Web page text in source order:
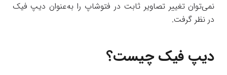
نمی‌توان تغییر تصاویر ثابت در فتوشاپ را به‌عنوان دیپ فیک
در نظر گرفت.
دیپ فیک چیست؟